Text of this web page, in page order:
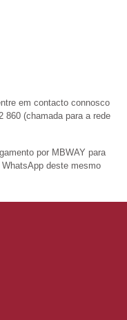
em contacto connosco
860 (chamada para a rede
por MBWAY para
deste mesmo